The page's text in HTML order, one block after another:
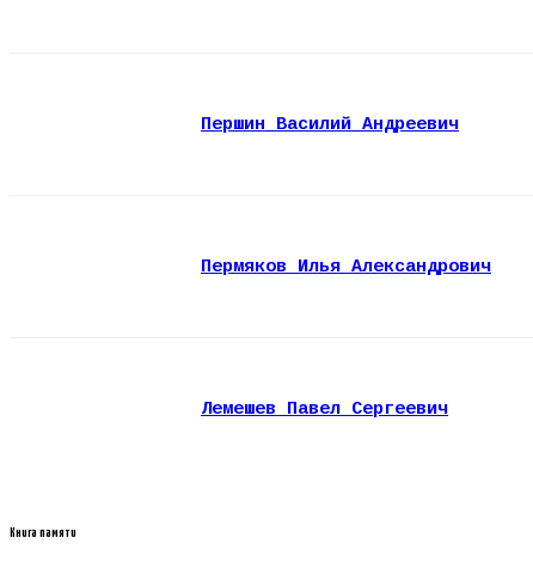
Першин Василий Андреевич
Пермяков Илья Александрович
Лемешев Павел Сергеевич
Книга памяти